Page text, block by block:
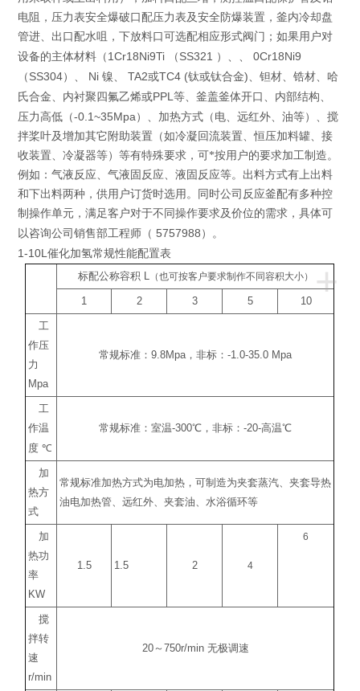
电阻，压力表安全爆破口配压力表及安全防爆装置，釜内冷却盘
管进、出口配水咀，下放料口可选配相应形式阀门；如果用户对
设备的主体材料（ 1Cr18Ni9Ti （ SS321 ）、、 0Cr18Ni9
（ SS304）、 Ni镍、 TA2或TC4 (钛或钛合金)、钽材、锆材、哈
氏合金、内衬聚四氟乙烯或PPL等、釜盖釜体开口、内部结构、
压力高低（-0.1~35Mpa ）、加热方式（电、远红外、油等）、搅
拌桨叶及增加其它附助装置（如冷凝回流装置、恒压加料罐、接
收装置、冷凝器等）等有特殊要求，可*按用户的要求加工制造。
例如：气液反应、气液固反应、液固反应等。出料方式有上出料
和下出料两种，供用户订货时选用。同时公司反应釜配有多种控
制操作单元，满足客户对于不同操作要求及价位的需求，具体可
以咨询公司销售部工程师（ 5757988 ）。
1-10L催化加氢常规性能配置表
+
标配公称容积 L（也可按客户要求制作不同容积大小）
1 2 3 5 10
工
作压
力
Mpa
常规标准：9.8Mpa，非标：-1.0-35.0 Mpa
工
作温
度 ℃
常规标准：室温-300℃ ，非标：-20-高温℃
加
热方
式
常规标准加热方式为电加热，可制造为夹套蒸汽、夹套导热
油电加热管、远红外、夹套油、水浴循环等
加
热功
率
KW
1.5 1.5 2 4
6
搅
拌转
速
r/min
20～ 750r/min 无极调速